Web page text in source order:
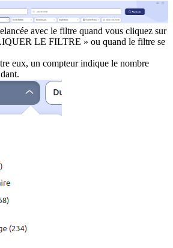
avec le filtre quand vous cliquez sur
LE FILTRE » ou quand le filtre se
eux, un compteur indique le nombre